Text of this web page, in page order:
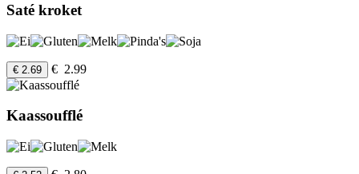
Saté kroket
€ 2.69 € 2.99
Kaassoufflé